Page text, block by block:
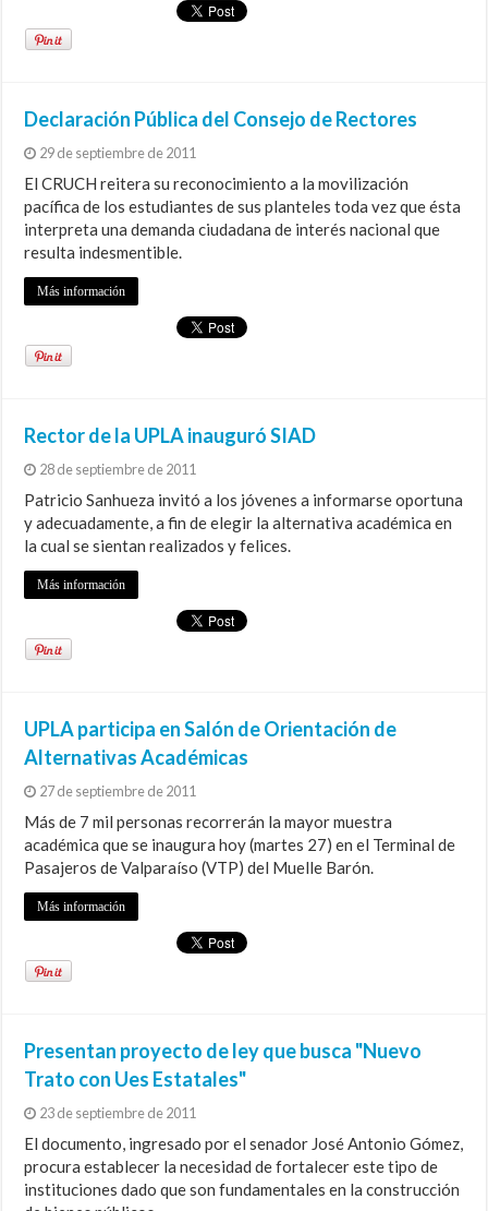
Declaración Pública del Consejo de Rectores
29 de septiembre de 2011
El CRUCH reitera su reconocimiento a la movilización
pacífica de los estudiantes de sus planteles toda vez que ésta
interpreta una demanda ciudadana de interés nacional que
resulta indesmentible.
Más información
Rector de la UPLA inauguró SIAD
28 de septiembre de 2011
Patricio Sanhueza invitó a los jóvenes a informarse oportuna
y adecuadamente, a fin de elegir la alternativa académica en
la cual se sientan realizados y felices.
Más información
UPLA participa en Salón de Orientación de
Alternativas Académicas
27 de septiembre de 2011
Más de 7 mil personas recorrerán la mayor muestra
académica que se inaugura hoy (martes 27) en el Terminal de
Pasajeros de Valparaíso (VTP) del Muelle Barón.
Más información
Presentan proyecto de ley que busca "Nuevo
Trato con Ues Estatales"
23 de septiembre de 2011
El documento, ingresado por el senador José Antonio Gómez,
procura establecer la necesidad de fortalecer este tipo de
instituciones dado que son fundamentales en la construcción